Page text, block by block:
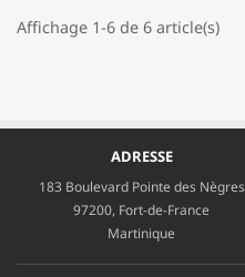
Affichage 1-6 de 6 article(s)
ADRESSE
183 Boulevard Pointe des Nègres
97200, Fort-de-France
Martinique